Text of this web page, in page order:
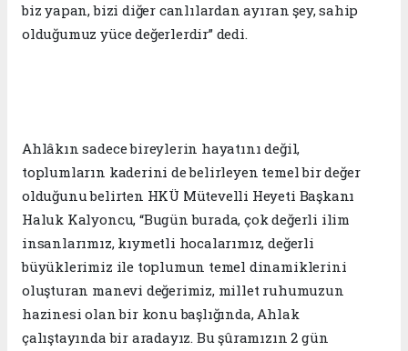
biz yapan, bizi diğer canlılardan ayıran şey, sahip
olduğumuz yüce değerlerdir” dedi.
Ahlâkın sadece bireylerin hayatını değil,
toplumların kaderini de belirleyen temel bir değer
olduğunu belirten HKÜ Mütevelli Heyeti Başkanı
Haluk Kalyoncu, “Bugün burada, çok değerli ilim
insanlarımız, kıymetli hocalarımız, değerli
büyüklerimiz ile toplumun temel dinamiklerini
oluşturan manevi değerimiz, millet ruhumuzun
hazinesi olan bir konu başlığında, Ahlak
çalıştayında bir aradayız. Bu şûramızın 2 gün